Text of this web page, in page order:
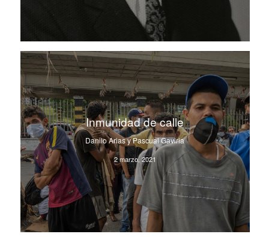
Inmunidad de calle
Danilo Arias y Pascual Gaviria
2 marzo, 2021